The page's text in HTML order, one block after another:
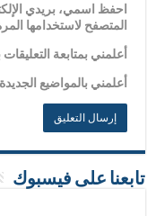
احفظ اسمي، بريدي
المتصفح لاستخدامها
أعلمني بمتابعة
أعلمني بالمواضيع
تابعنا على فيسبوك